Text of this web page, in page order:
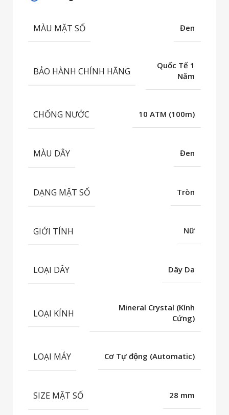
MÀU MẶT SỐ Đen
BẢO HÀNH CHÍNH HÃNG
Quốc Tế 1
Năm
CHỐNG NƯỚC 10 ATM (100m)
MÀU DÂY Đen
DẠNG MẶT SỐ Tròn
GIỚI TÍNH Nữ
LOẠI DÂY Dây Da
LOẠI KÍNH
Mineral Crystal (Kính
Cứng)
LOẠI MÁY Cơ Tự động (Automatic)
SIZE MẶT SỐ 28 mm